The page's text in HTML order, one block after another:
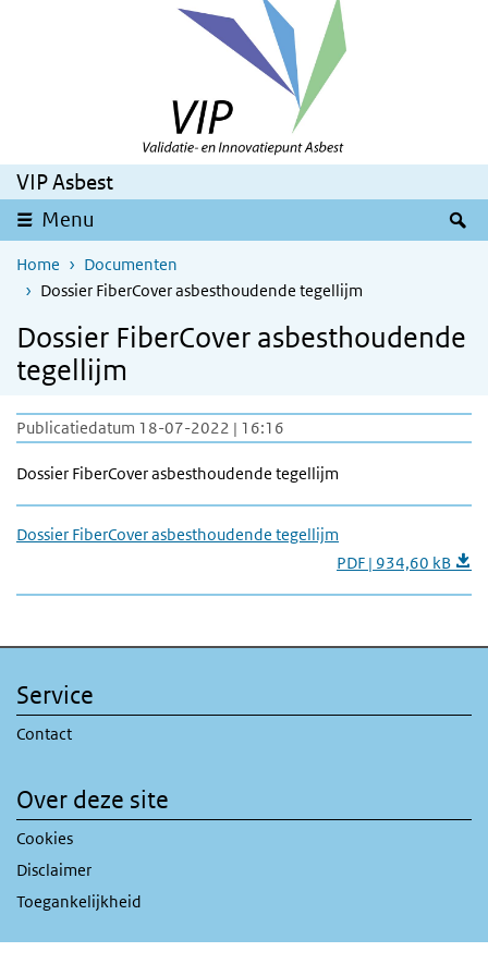
Overslaan en naar de inhoud gaan
Direct naar de hoofdnavigatie
VIP Asbest
Menu
Home
Documenten
Dossier FiberCover asbesthoudende tegellijm
Dossier FiberCover asbesthoudende
tegellijm
Publicatiedatum 18-07-2022 | 16:16
Dossier FiberCover asbesthoudende tegellijm
Dossier FiberCover asbesthoudende tegellijm
PDF | 934,60 kB
Service
Contact
Over deze site
Cookies
Disclaimer
Toegankelijkheid